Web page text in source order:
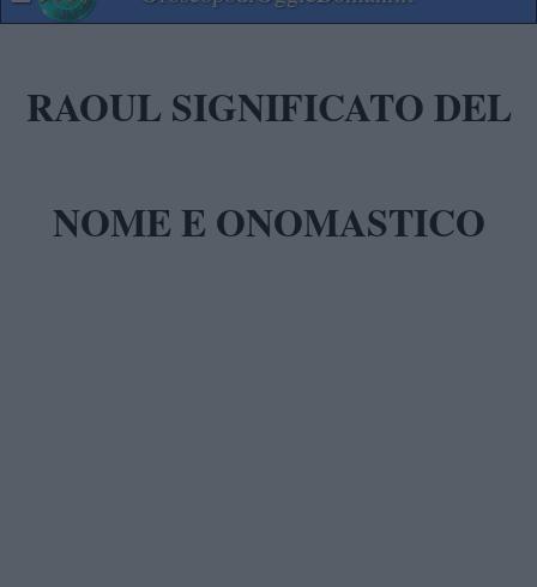
RAOUL SIGNIFICATO DEL
NOME E ONOMASTICO